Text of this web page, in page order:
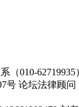
010-62719935
号 论坛法律顾